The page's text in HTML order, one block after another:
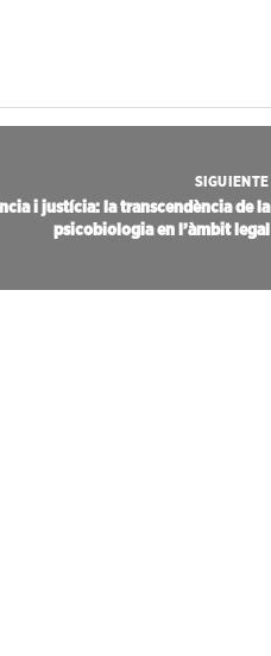
SIGUIENTE
i justícia: la transcendència de la
psicobiologia en l’àmbit legal